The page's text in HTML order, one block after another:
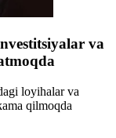
va
loyihalar va
qilmoqda